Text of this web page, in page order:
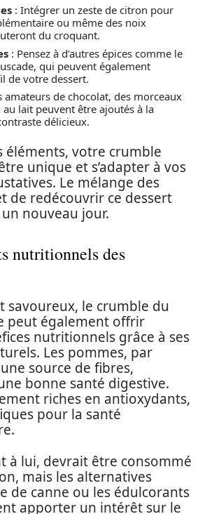
: Intégrer un zeste de citron pour
ou même des noix
du croquant.
: Pensez à d’autres épices comme le
qui peuvent également
de votre dessert.
amateurs de chocolat, des morceaux
lait peuvent être ajoutés à la
délicieux.
éléments, votre crumble
unique et s’adapter à vos
Le mélange des
de redécouvrir ce dessert
nouveau jour.
nutritionnels des
savoureux, le crumble du
peut également offrir
nutritionnels grâce à ses
Les pommes, par
source de fibres,
bonne santé digestive.
riches en antioxydants,
pour la santé
à lui, devrait être consommé
mais les alternatives
de canne ou les édulcorants
apporter un intérêt sur le